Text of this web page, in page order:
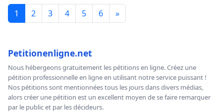
1 2 3 4 5 6 »
Petitionenligne.net
Nous hébergeons gratuitement les pétitions en ligne. Créez une
pétition professionnelle en ligne en utilisant notre service puissant !
Nos pétitions sont mentionnées tous les jours dans divers médias,
alors créer une pétition est un excellent moyen de se faire remarquer
par le public et par les décideurs.